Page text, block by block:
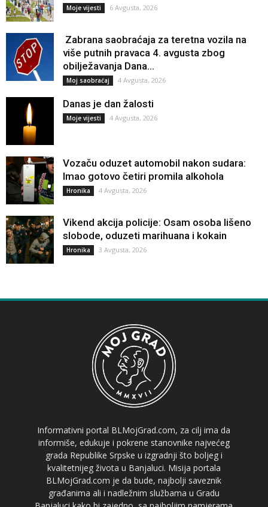
Moje vijesti 6 Avgusta, 2026
Zabrana saobraćaja za teretna vozila na
više putnih pravaca 4. avgusta zbog
obilježavanja Dana...
Moj saobraćaj 4 Avgusta, 2026
Danas je dan žalosti
Moje vijesti 4 Avgusta, 2026
Vozaču oduzet automobil nakon sudara:
Imao gotovo četiri promila alkohola
Hronika 4 Avgusta, 2026
Vikend akcija policije: Osam osoba lišeno
slobode, oduzeti marihuana i kokain
Hronika 3 Avgusta, 2026
Informativni portal BLMojGrad.com, za cilj ima da
informiše, edukuje i pokrene stanovnike najvećeg
grada Republike Srpske u izgradnji što boljeg i
kvalitetnijeg života u Banjaluci. Misija portala
BLMojGrad.com je da bude, najbolji saveznik
građanima ali i nadležnim službama u Gradu